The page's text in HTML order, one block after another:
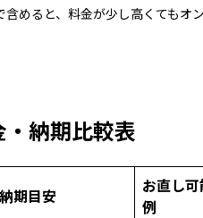
めると、料金が少し高くてもオ
納期比較表
納期目安
お直し
例